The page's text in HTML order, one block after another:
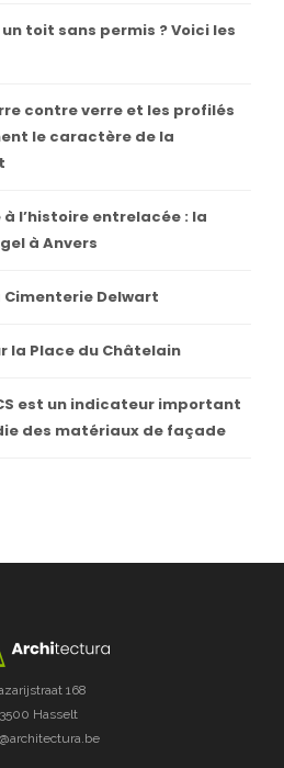
toit sans permis ? Voici les
contre verre et les profilés
le caractère de la
l’histoire entrelacée : la
à Anvers
Delwart
la Place du Châtelain
est un indicateur important
des matériaux de façade
168
3500 Hasselt